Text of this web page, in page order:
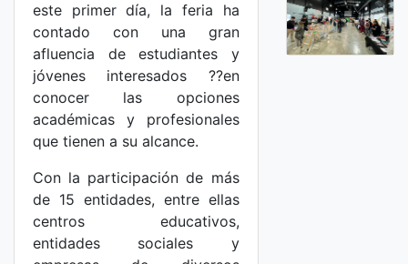
este primer día, la feria ha
contado con una gran
afluencia de estudiantes y
jóvenes interesados ??en
conocer las opciones
académicas y profesionales
que tienen a su alcance.
Con la participación de más
de 15 entidades, entre ellas
centros educativos,
entidades sociales y